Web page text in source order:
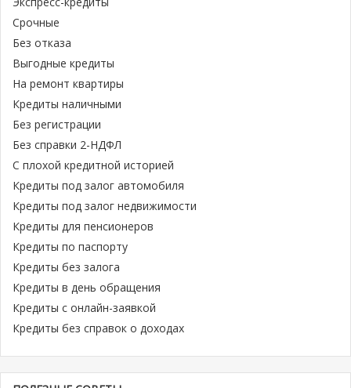
Срочные
Без отказа
Выгодные кредиты
На ремонт квартиры
Кредиты наличными
Без регистрации
Без справки 2-НДФЛ
С плохой кредитной историей
Кредиты под залог автомобиля
Кредиты под залог недвижимости
Кредиты для пенсионеров
Кредиты по паспорту
Кредиты без залога
Кредиты в день обращения
Кредиты с онлайн-заявкой
Кредиты без справок о доходах